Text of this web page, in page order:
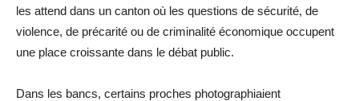
les attend dans un canton où les questions de sécurité, de
violence, de précarité ou de criminalité économique occupent
une place croissante dans le débat public.
Dans les bancs, certains proches photographiaient